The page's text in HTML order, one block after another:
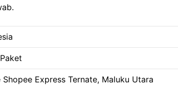
Shopee Express Ternate, Maluku Utara